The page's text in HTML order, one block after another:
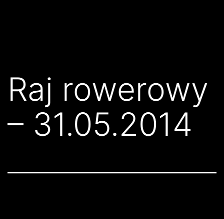
Raj rowerowy
– 31.05.2014